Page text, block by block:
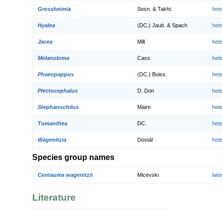
Grossheimia Sosn. & Takht.
Hyalea (DC.) Jaub. & Spach
Jacea Mill.
Melanoloma Cass.
Phaeopappus (DC.) Boiss.
Plectocephalus D. Don
Stephanochilus Maire
Tomanthea DC.
Wagenitzia Dostál
Species group names
Centaurea wagenitzii Micevski
Literature